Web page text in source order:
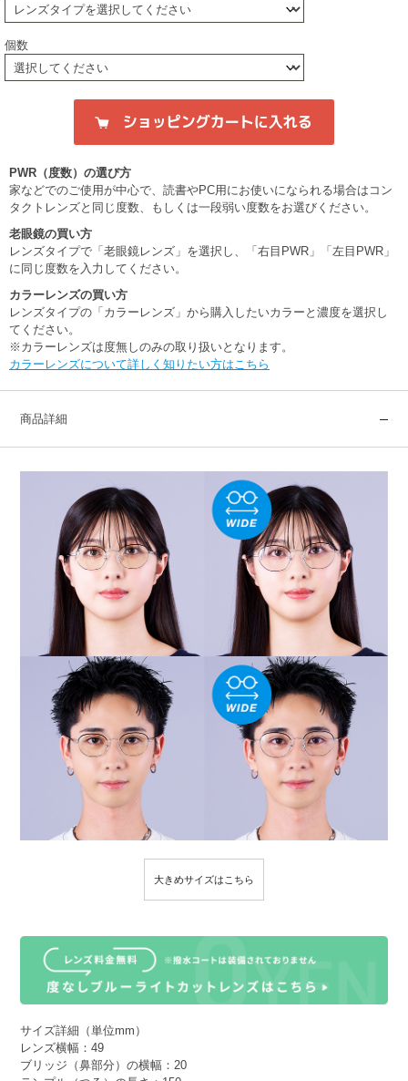
個数
PWR（度数）の選び方
家などでのご使用が中心で、読書やPC用にお使いになられる場合はコン
タクトレンズと同じ度数、もしくは一段弱い度数をお選びください。
老眼鏡の買い方
レンズタイプで「老眼鏡レンズ」を選択し、「右目PWR」「左目PWR」
に同じ度数を入力してください。
カラーレンズの買い方
レンズタイプの「カラーレンズ」から購入したいカラーと濃度を選択し
てください。
※カラーレンズは度無しのみの取り扱いとなります。
カラーレンズについて詳しく知りたい方はこちら
商品詳細
大きめサイズはこちら
サイズ詳細（単位mm）
レンズ横幅：49
ブリッジ（鼻部分）の横幅：20